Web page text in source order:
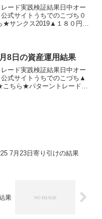
ード実践検証結果日中オー
式サイトうちでのこづち０
★サンクス2019▲１８０円-
8日の資産運用結果
ード実践検証結果日中オー
式サイトうちでのこづち▲
こちら★パターントレード
7月23日寄り引けの結果
果